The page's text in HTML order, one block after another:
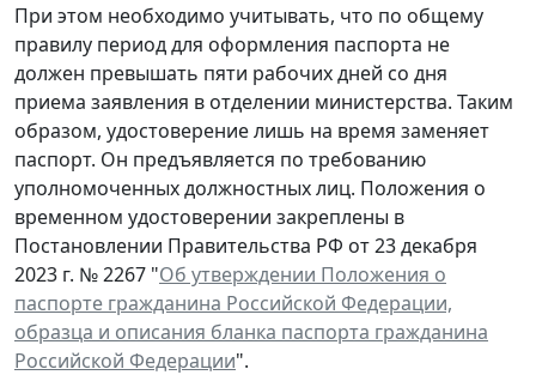
При этом необходимо учитывать, что по общему
правилу период для оформления паспорта не
должен превышать пяти рабочих дней со дня
приема заявления в отделении министерства. Таким
образом, удостоверение лишь на время заменяет
паспорт. Он предъявляется по требованию
уполномоченных должностных лиц. Положения о
временном удостоверении закреплены в
Постановлении Правительства РФ от 23 декабря
2023 г. № 2267 "Об утверждении Положения о
паспорте гражданина Российской Федерации,
образца и описания бланка паспорта гражданина
Российской Федерации".